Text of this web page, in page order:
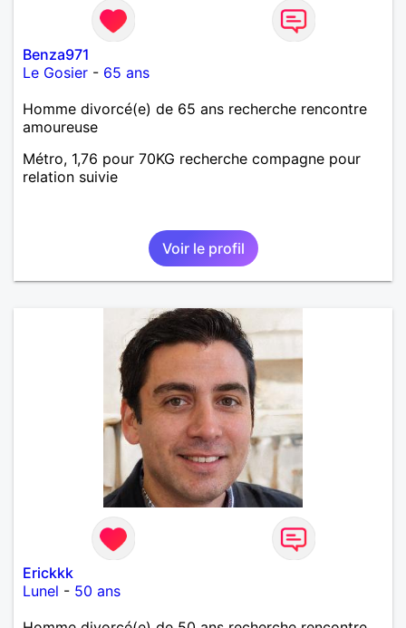
Benza971
Le Gosier - 65 ans
Homme divorcé(e) de 65 ans recherche rencontre
amoureuse
Métro, 1,76 pour 70KG recherche compagne pour
relation suivie
Voir le profil
Erickkk
Lunel - 50 ans